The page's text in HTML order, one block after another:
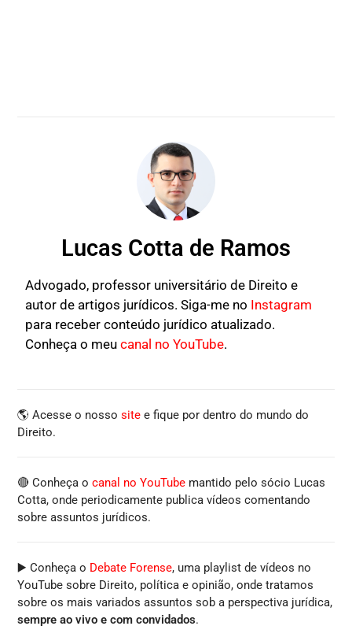
Lucas Cotta de Ramos
Advogado, professor universitário de Direito e
autor de artigos jurídicos. Siga-me no Instagram
para receber conteúdo jurídico atualizado.
Conheça o meucanal no YouTube.
🌎 Acesse o nossosite e fique por dentro do mundo do
Direito.
🔴 Conheça ocanal no YouTube mantido pelo sócio Lucas
Cotta, onde periodicamente publica vídeos comentando
sobre assuntos jurídicos.
▶️ Conheça o Debate Forense, uma playlist de vídeos no
YouTube sobre Direito, política e opinião, onde tratamos
sobre os mais variados assuntos sob a perspectiva jurídica,
sempre ao vivo e com convidados.